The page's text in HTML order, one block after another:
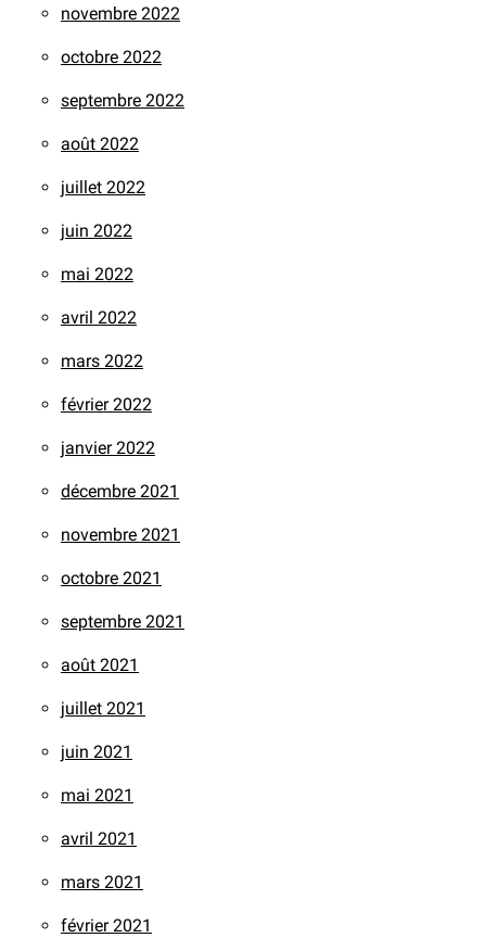
novembre 2022
octobre 2022
septembre 2022
août 2022
juillet 2022
juin 2022
mai 2022
avril 2022
mars 2022
février 2022
janvier 2022
décembre 2021
novembre 2021
octobre 2021
septembre 2021
août 2021
juillet 2021
juin 2021
mai 2021
avril 2021
mars 2021
février 2021